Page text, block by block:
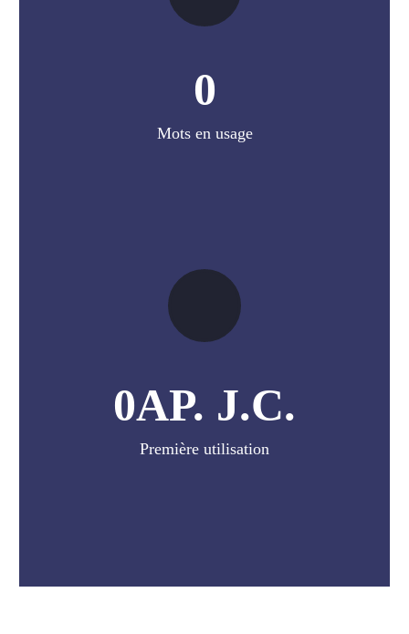
0
Mots en usage
0AP. J.C.
Première utilisation